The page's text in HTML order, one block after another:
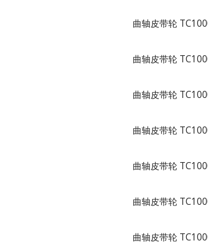
曲轴皮带轮
曲轴皮带轮
曲轴皮带轮
曲轴皮带轮
曲轴皮带轮
曲轴皮带轮
曲轴皮带轮